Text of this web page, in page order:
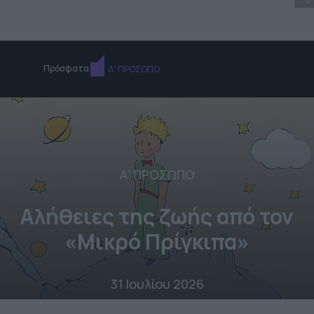
Πρόσφατα Α' ΠΡΟΣΩΠΟ
Α' ΠΡΟΣΩΠΟ
Αλήθειες της ζωής από τον
«Μικρό Πρίγκιπα»
31 Ιουλίου 2026